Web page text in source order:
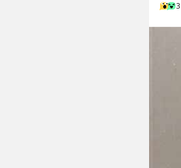
3